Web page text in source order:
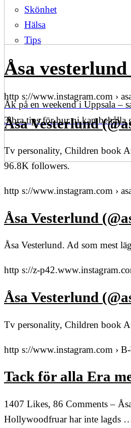
Åk på en weekend i Uppsala –
3 bra tips för hur ni kan behålla
Skönhet
Hälsa
Tips
Åsa
http s://www.instagram.com ›
Åsa Vesterlund
Tv personality, Children book
96.8K followers.
http s://www.instagram.com ›
Åsa Vesterlund
Åsa Vesterlund. Ad som mest
http s://z-
Åsa Vesterlund
Tv personality, Children book
http s://www.instagram.com ›
Tack för alla Era
1407 Likes, 86 Comments –
Hollywoodfruar har inte lagds